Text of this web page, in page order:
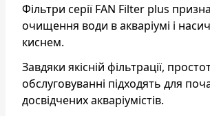
Фільтри серії FAN Filter plus
очищення води в акваріумі і
киснем.
Завдяки якісній фільтрації,
обслуговуванні підходять для
досвідчених акваріумістів.